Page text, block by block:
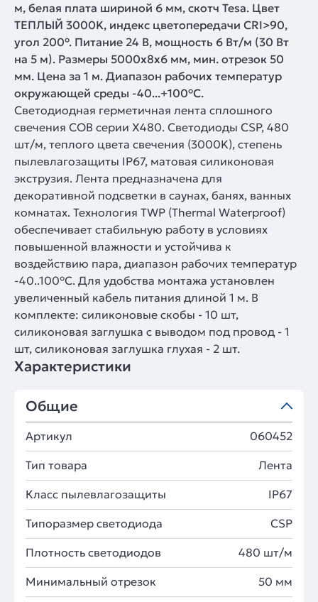
м, белая плата шириной 6 мм, скотч Tesa. Цвет
ТЕПЛЫЙ 3000K, индекс цветопередачи CRI>90,
угол 200°. Питание 24 В, мощность 6 Вт/м (30 Вт
на 5 м). Размеры 5000x8x6 мм, мин. отрезок 50
мм. Цена за 1 м. Диапазон рабочих температур
окружающей среды -40...+100°С.
Светодиодная герметичная лента сплошного
свечения COB серии X480. Светодиоды CSP, 480
шт/м, теплого цвета свечения (3000K), cтепень
пылевлагозащиты IP67, матовая силиконовая
экструзия. Лента предназначена для
декоративной подсветки в саунах, банях, ванных
комнатах. Технология TWP (Thermal Waterproof)
обеспечивает стабильную работу в условиях
повышенной влажности и устойчива к
воздействию пара, диапазон рабочих температур
-40..100°C. Для удобства монтажа установлен
увеличенный кабель питания длиной 1 м. В
комплекте: силиконовые скобы - 10 шт,
силиконовая заглушка с выводом под провод - 1
шт, силиконовая заглушка глухая - 2 шт.
Характеристики
Общие
Артикул 060452
Тип товара Лента
Класс пылевлагозащиты IP67
Типоразмер светодиода CSP
Плотность светодиодов 480 шт/м
Минимальный отрезок 50 мм